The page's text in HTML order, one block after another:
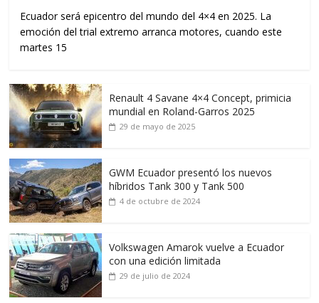
Ecuador será epicentro del mundo del 4×4 en 2025. La
emoción del trial extremo arranca motores, cuando este
martes 15
Renault 4 Savane 4×4 Concept, primicia
mundial en Roland-Garros 2025
29 de mayo de 2025
GWM Ecuador presentó los nuevos
híbridos Tank 300 y Tank 500
4 de octubre de 2024
Volkswagen Amarok vuelve a Ecuador
con una edición limitada
29 de julio de 2024